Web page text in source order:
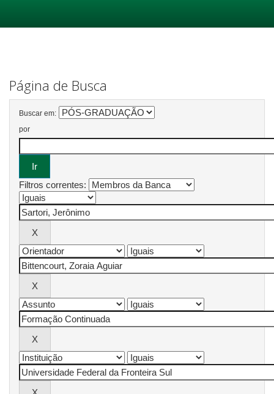
Página de Busca
Buscar em:
por
Filtros correntes: